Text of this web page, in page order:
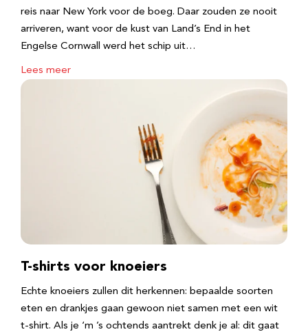
reis naar New York voor de boeg. Daar zouden ze nooit
arriveren, want voor de kust van Land’s End in het
Engelse Cornwall werd het schip uit…
Lees meer
T-shirts voor knoeiers
Echte knoeiers zullen dit herkennen: bepaalde soorten
eten en drankjes gaan gewoon niet samen met een wit
t-shirt. Als je ‘m ’s ochtends aantrekt denk je al: dit gaat